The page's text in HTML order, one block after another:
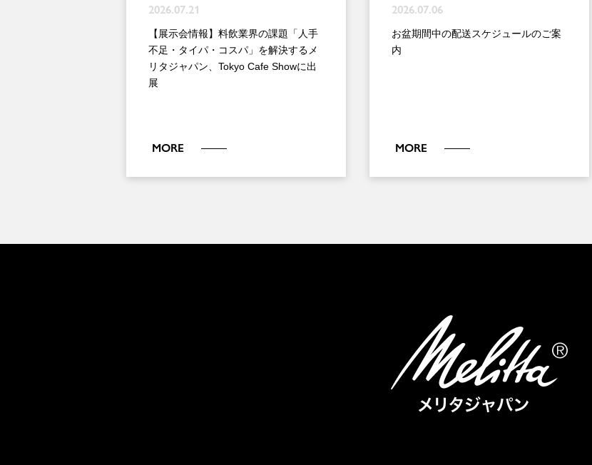
2026.07.21
【展示会情報】料飲業界の課題「人手
不足・タイパ・コスパ」を解決するメ
リタジャパン、Tokyo Cafe Showに出
展
MORE
2026.07.06
お盆期間中の配送スケジュールのご案
内
MORE